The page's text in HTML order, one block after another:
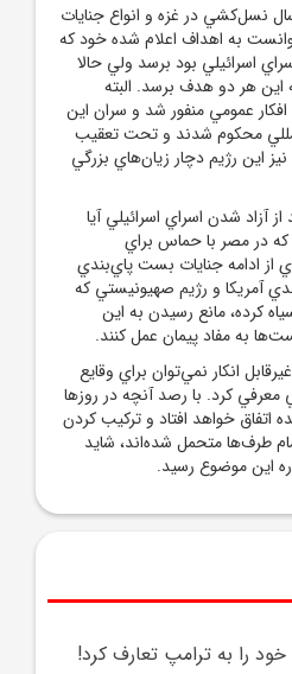
نسل‌کشي در غزه و انواع جنايات
به اهداف اعلام شده خود که
اسرائيلي بود برسد ولي حالا
هر دو هدف برسد. البته
افکار عمومي منفور شد و سران اين
محکوم شدند و تحت تعقيب
اين رژيم دچار زيان‌هاي بزرگي
شدن اسراي اسرائيلي آيا
که در مصر با حماس براي
از ادامه جنايات بست پاي‌بندي
آمريکا و رژيم صهيونيستي که
کرده، مانع رسيدن به اين
به مفاد پيمان عمل کنند.
انکار نمي‌توان براي وقايع
کرد. با رصد آنچه در روزها
اتفاق خواهد افتاد و ترکيب کردن
طرف‌ها متحمل شده‌اند، شايد
اين موضوع رسيد.
را به ترامپ تعارف کرد!